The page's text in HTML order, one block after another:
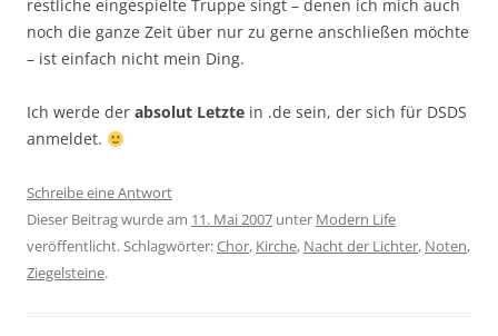
restliche eingespielte Truppe singt – denen ich mich auch
noch die ganze Zeit über nur zu gerne anschließen möchte
– ist einfach nicht mein Ding.
Ich werde der absolut Letzte in .de sein, der sich für DSDS
anmeldet.
Schreibe eine Antwort
Dieser Beitrag wurde am 11. Mai 2007 unter Modern Life
veröffentlicht. Schlagwörter:Chor, Kirche, Nacht der Lichter, Noten,
Ziegelsteine.